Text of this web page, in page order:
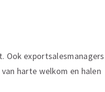
Ook exportsalesmanagers
harte welkom en halen